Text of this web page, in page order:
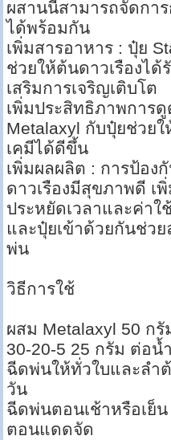
ผสานนี้สามารถจัดกา
ได้พร้อมกัน
เพิ่มสารอาหาร : ปุ๋ย
ช่วยให้ต้นดาวเรืองได้
เสริมการเจริญเติบโต
เพิ่มประสิทธิภาพการ
Metalaxyl กับปุ๋ยช่วย
เคมีได้ดีขึ้น
เพิ่มผลผลิต : การป้อง
ดาวเรืองมีสุขภาพดี เ
ประหยัดเวลาและค่าใ
และปุ๋ยเข้าด้วยกันช่ว
พ่น
วิธีการใช้
ผสม Metalaxyl 50 ก
30-20-5 25 กรัม ต่อน้
ฉีดพ่นให้ทั่วใบและลำ
วัน
ฉีดพ่นตอนเช้าหรือเย็
ตอนแดดจัด